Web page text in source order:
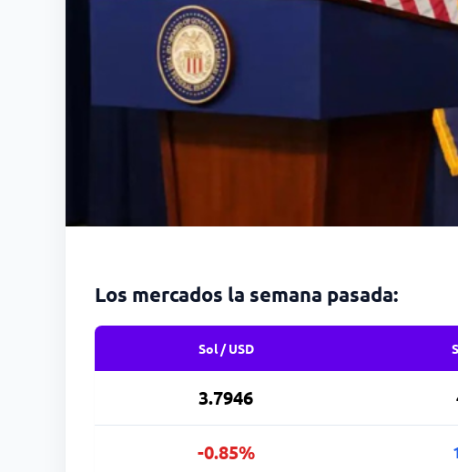
Los mercados la semana pasada:
Sol / USD
3.7946
-0.85%